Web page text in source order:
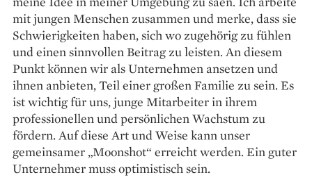
mit jungen Menschen zusammen und merke, dass sie
Schwierigkeiten haben, sich wo zugehörig zu fühlen
und einen sinnvollen Beitrag zu leisten. An diesem
Punkt können wir als Unternehmen ansetzen und
ihnen anbieten, Teil einer großen Familie zu sein. Es
ist wichtig für uns, junge Mitarbeiter in ihrem
professionellen und persönlichen Wachstum zu
fördern. Auf diese Art und Weise kann unser
gemeinsamer „Moonshot“ erreicht werden. Ein guter
Unternehmer muss optimistisch sein.